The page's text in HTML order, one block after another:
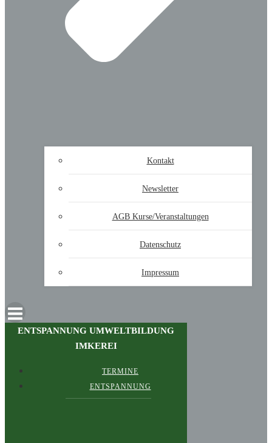
Kontakt
Newsletter
AGB Kurse/Veranstaltungen
Datenschutz
Impressum
ENTSPANNUNG UMWELTBILDUNG
IMKEREI
TERMINE
ENTSPANNUNG